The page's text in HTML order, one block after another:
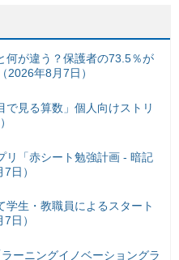
何が違う？保護者の73.5％が
2026年8月7日）
見る算数」個人向けストリ
リ「赤シート勉強計画 - 暗記
日）
生・教職員によるスタート
日）
ーニングイノベーショングラ